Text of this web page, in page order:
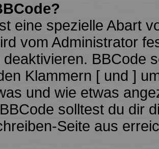
eine spezielle Abart
vom Administrator
deaktivieren. BBCode
Klammern [ und ]
und wie etwas
solltest du dir
Seite aus